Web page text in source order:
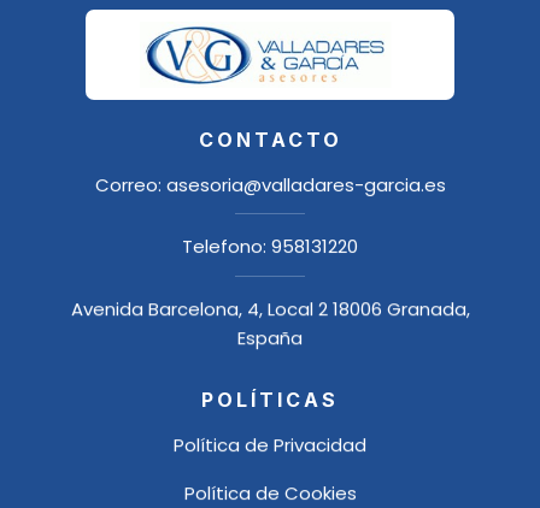
CONTACTO
Correo: asesoria@valladares-garcia.es
Telefono: 958131220
Avenida Barcelona, 4, Local 2 18006 Granada,
España
POLÍTICAS
Política de Privacidad
Política de Cookies